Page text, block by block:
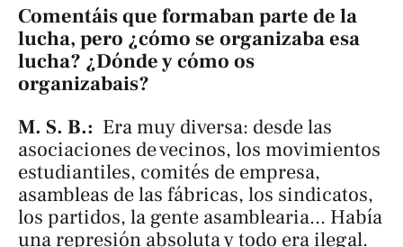
Comentáis que formaban parte de la
lucha, pero ¿cómo se organizaba esa
lucha? ¿Dónde y cómo os
organizabais?
M. S. B.: Era muy diversa: desde las
asociaciones de vecinos, los movimientos
estudiantiles, comités de empresa,
asambleas de las fábricas, los sindicatos,
los partidos, la gente asamblearia... Había
una represión absoluta y todo era ilegal.